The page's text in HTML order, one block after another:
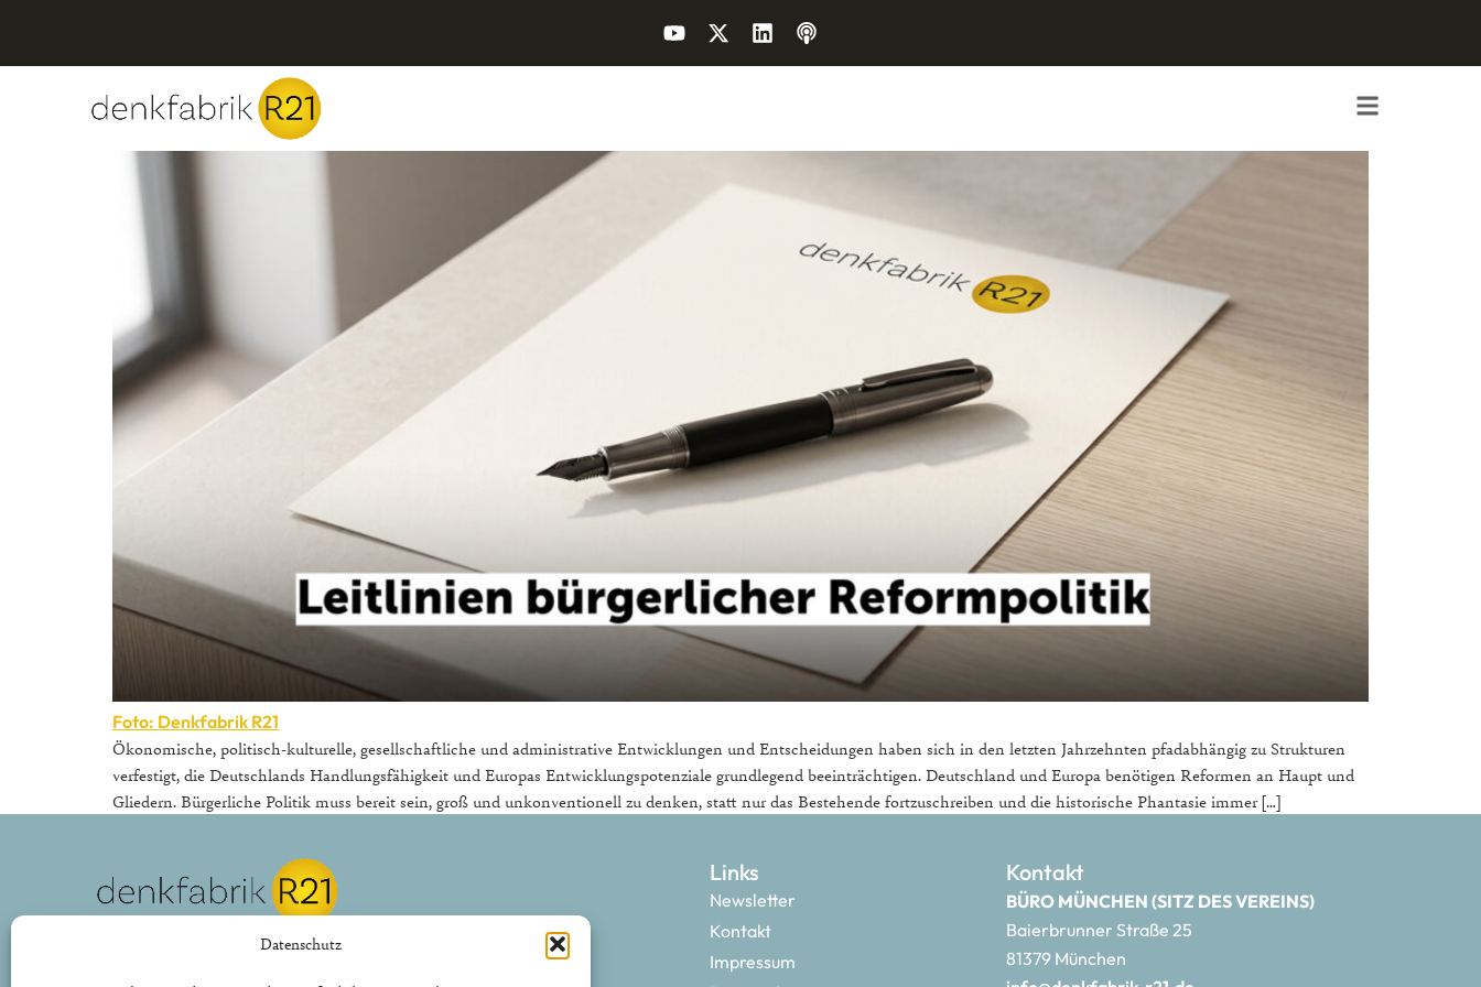
Datenschutz
Foto: Denkfabrik R21
Ökonomische, politisch-kulturelle, gesellschaftliche und administrative Entwicklungen und Entscheidungen haben sich in den letzten Jahrzehnten pfadabhängig zu Strukturen
verfestigt, die Deutschlands Handlungsfähigkeit und Europas Entwicklungspotenziale grundlegend beeinträchtigen. Deutschland und Europa benötigen Reformen an Haupt und
Gliedern. Bürgerliche Politik muss bereit sein, groß und unkonventionell zu denken, statt nur das Bestehende fortzuschreiben und die historische Phantasie immer […]
Links
Newsletter
Kontakt
Impressum
Kontakt
BÜRO MÜNCHEN (SITZ DES VEREINS)
Baierbrunner Straße 25
81379 München